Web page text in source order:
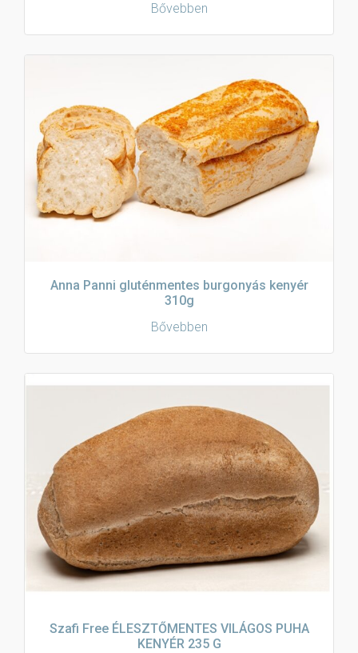
Bővebben
Anna Panni gluténmentes burgonyás kenyér
310g
Bővebben
Szafi Free ÉLESZTŐMENTES VILÁGOS PUHA
KENYÉR 235 G